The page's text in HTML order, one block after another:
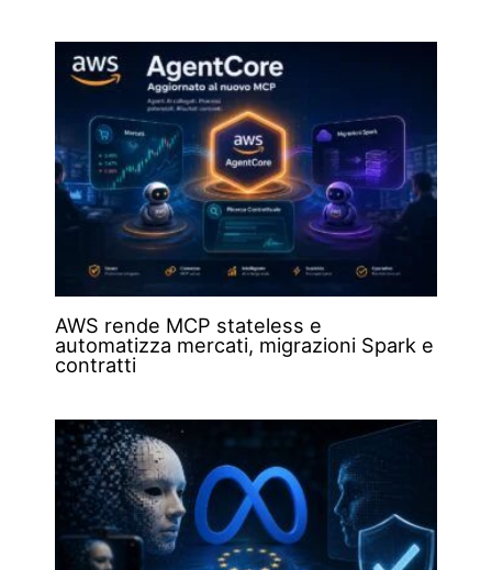
AWS rende MCP stateless e
automatizza mercati, migrazioni Spark e
contratti